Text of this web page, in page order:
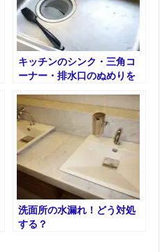
キッチンのシンク・三角コ
ーナー・排水口のぬめりを
洗面所の水漏れ！どう対処
する？